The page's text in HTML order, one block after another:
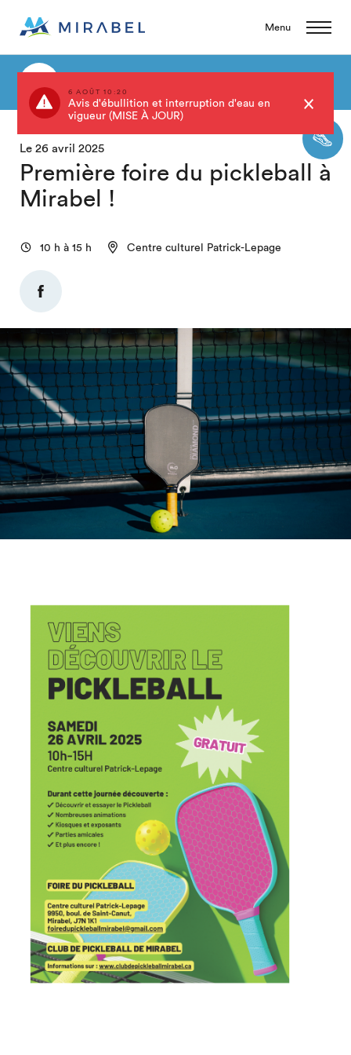
Menu
6 AOÛT 10:20
Avis d'ébullition et interruption d'eau en
vigueur (MISE À JOUR)
Le 26 avril 2025
Première foire du pickleball à
Mirabel !
10 h à 15 h Centre culturel Patrick-Lepage